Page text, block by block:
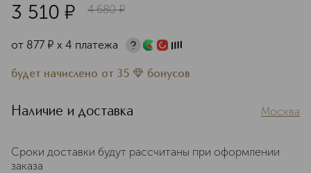
3 510 ¤ 4 680 ¤
от 877 ¤ х 4 платежа
будет начислено от 35 бонусов
Наличие и доставка Москва
Сроки доставки будут рассчитаны при оформлении
заказа